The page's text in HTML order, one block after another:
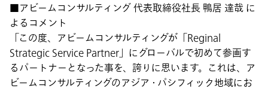
■アビームコンサルティング 代表取締役社長 鴨居 達哉 に
よるコメント
「この度、アビームコンサルティングが「Reginal
Strategic Service Partner」にグローバルで初めて参画す
るパートナーとなった事を、誇りに思います。これは、ア
ビームコンサルティングのアジア・パシフィック地域にお